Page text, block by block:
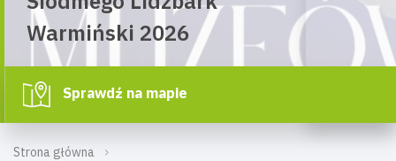
Strona główna
Warmiński 2026
Sprawdź na mapie